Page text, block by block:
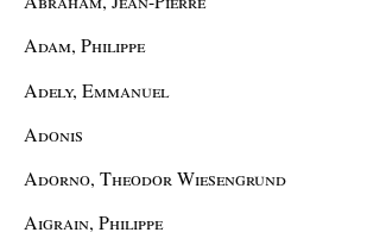
Adam, Philippe
Adely, Emmanuel
Adonis
Adorno, Theodor Wiesengrund
Aigrain, Philippe